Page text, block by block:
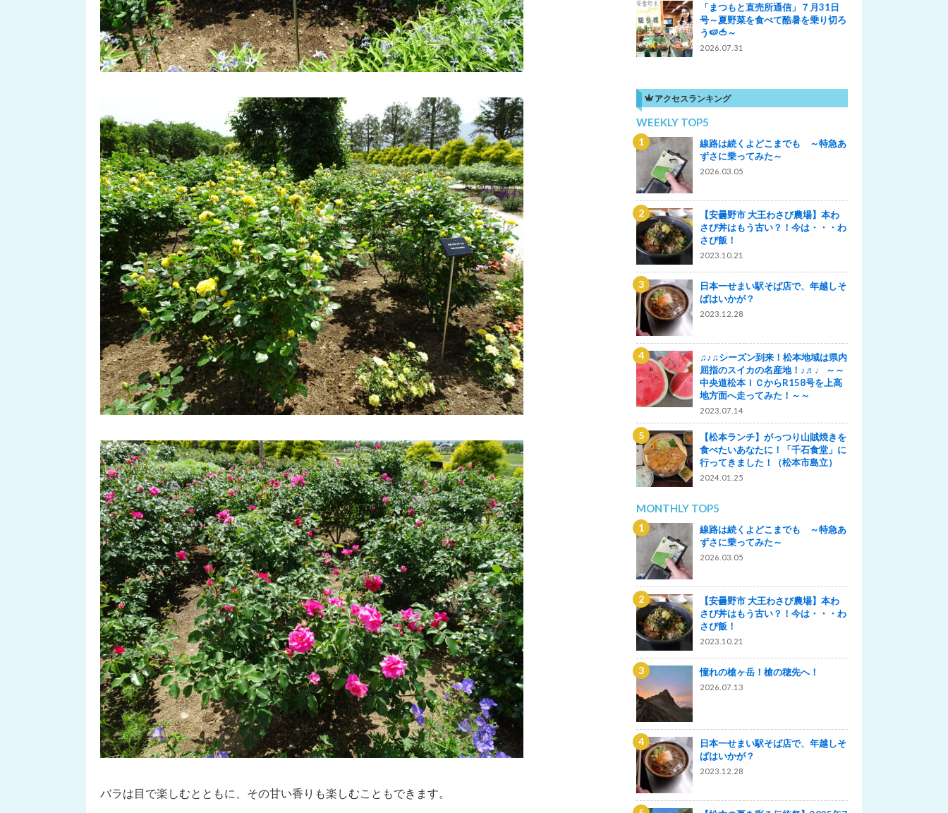
バラは目で楽しむとともに、その甘い香りも楽しむこともできます。
「まつもと直売所通信」７月31日
号～夏野菜を食べて酷暑を乗り切ろ
う🍉🍅～
2026.07.31
アクセスランキング
WEEKLY TOP5
線路は続くよどこまでも ～特急あ
ずさに乗ってみた～
2026.03.05
【安曇野市 大王わさび農場】本わ
さび丼はもう古い？！今は・・・わ
さび飯！
2023.10.21
日本一せまい駅そば店で、年越しそ
ばはいかが？
2023.12.28
♫♪♫シーズン到来！松本地域は県内
屈指のスイカの名産地！♪♬♩ ～～
中央道松本ＩＣからR158号を上高
地方面へ走ってみた！～～
2023.07.14
【松本ランチ】がっつり山賊焼きを
食べたいあなたに！「千石食堂」に
行ってきました！（松本市島立）
2024.01.25
MONTHLY TOP5
線路は続くよどこまでも ～特急あ
ずさに乗ってみた～
2026.03.05
【安曇野市 大王わさび農場】本わ
さび丼はもう古い？！今は・・・わ
さび飯！
2023.10.21
憧れの槍ヶ岳！槍の穂先へ！
2026.07.13
日本一せまい駅そば店で、年越しそ
ばはいかが？
2023.12.28